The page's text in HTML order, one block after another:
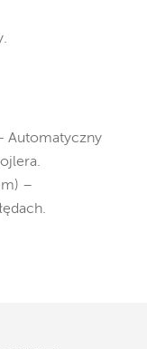
Automatyczny
–